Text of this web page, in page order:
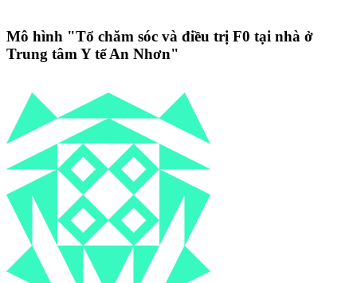
Mô hình "Tổ chăm sóc và điều trị F0 tại nhà ở
Trung tâm Y tế An Nhơn"